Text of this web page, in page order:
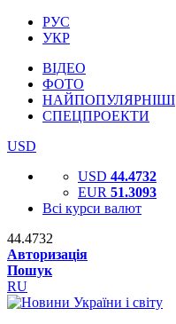
РУС
УКР
ВІДЕО
ФОТО
НАЙПОПУЛЯРНІШІ
СПЕЦПРОЕКТИ
USD
USD 44.4732
EUR 51.3093
Всі курси валют
44.4732
Авторизація
Пошук
RU